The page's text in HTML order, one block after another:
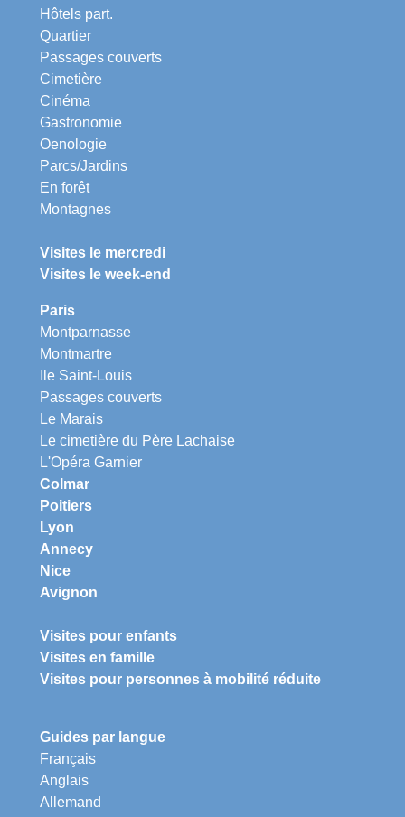
Hôtels part.
Quartier
Passages couverts
Cimetière
Cinéma
Gastronomie
Oenologie
Parcs/Jardins
En forêt
Montagnes
Visites le mercredi
Visites le week-end
Paris
Montparnasse
Montmartre
Ile Saint-Louis
Passages couverts
Le Marais
Le cimetière du Père Lachaise
L'Opéra Garnier
Colmar
Poitiers
Lyon
Annecy
Nice
Avignon
Visites pour enfants
Visites en famille
Visites pour personnes à mobilité réduite
Guides par langue
Français
Anglais
Allemand